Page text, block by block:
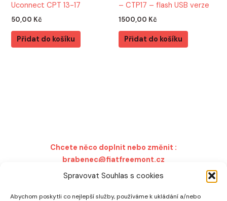
Spravovat Souhlas s cookies
Abychom poskytli co nejlepší služby, používáme k ukládání a/nebo
Uconnect CPT 13-17
50,00 Kč
Přidat do košíku
– CTP17 – flash USB verze
1500,00 Kč
Přidat do košíku
Chcete něco doplnit nebo změnit :
brabenec@fiatfreemont.cz